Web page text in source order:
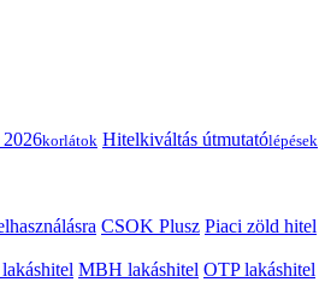
korlátok Hitelkiváltás útmutatólépések
CSOK Plusz Piaci zöld hitel
MBH lakáshitel OTP lakáshitel